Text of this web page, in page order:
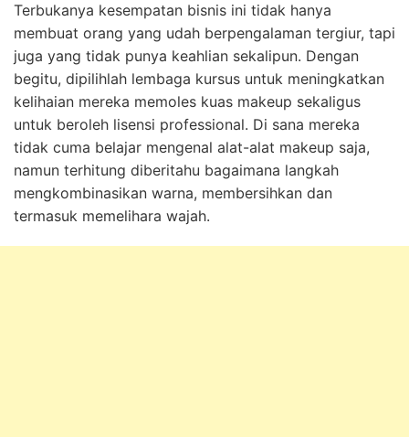
Terbukanya kesempatan bisnis ini tidak hanya
membuat orang yang udah berpengalaman tergiur, tapi
juga yang tidak punya keahlian sekalipun. Dengan
begitu, dipilihlah lembaga kursus untuk meningkatkan
kelihaian mereka memoles kuas makeup sekaligus
untuk beroleh lisensi professional. Di sana mereka
tidak cuma belajar mengenal alat-alat makeup saja,
namun terhitung diberitahu bagaimana langkah
mengkombinasikan warna, membersihkan dan
termasuk memelihara wajah.